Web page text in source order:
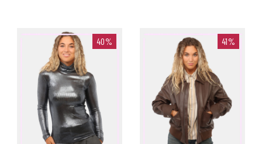
40% 41%